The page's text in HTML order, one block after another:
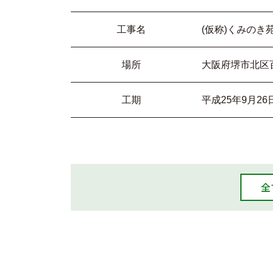
工事名 (仮称)くみのき
場所 大阪府堺市北区
工期 平成25年9月26
全